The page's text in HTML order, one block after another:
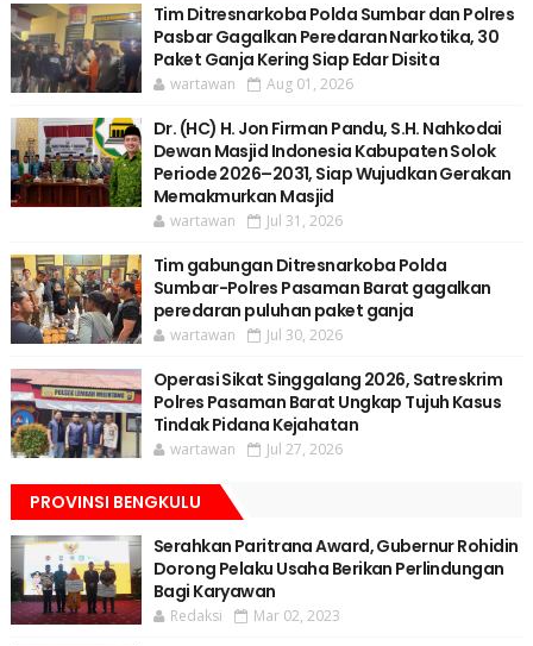
Tim Ditresnarkoba Polda Sumbar dan Polres
Pasbar Gagalkan Peredaran Narkotika, 30
Paket Ganja Kering Siap Edar Disita
wartawan Aug 01, 2026
Dr. (HC) H. Jon Firman Pandu, S.H. Nahkodai
Dewan Masjid Indonesia Kabupaten Solok
Periode 2026–2031, Siap Wujudkan Gerakan
Memakmurkan Masjid
wartawan Jul 31, 2026
Tim gabungan Ditresnarkoba Polda
Sumbar-Polres Pasaman Barat gagalkan
peredaran puluhan paket ganja
wartawan Jul 30, 2026
Operasi Sikat Singgalang 2026, Satreskrim
Polres Pasaman Barat Ungkap Tujuh Kasus
Tindak Pidana Kejahatan
wartawan Jul 27, 2026
PROVINSI BENGKULU
Serahkan Paritrana Award, Gubernur Rohidin
Dorong Pelaku Usaha Berikan Perlindungan
Bagi Karyawan
Redaksi Mar 02, 2023